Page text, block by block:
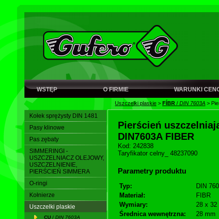
WSTĘP O FIRMIE WARUNKI
Uszczelki plaskie > FÍBR / DIN 7603A >
Kołek sprężysty DIN 1481
Pasy klinowe
Pas zębaty
SIMMERINGI -
USZCZELNIACZ OLEJOWY,
USZCZELNIENIE,
PIERŚCIEŃ SIMMERA
O-ringi
Kołnierze
Uszczelki plaskie
CU / DIN 7603A
Pierścień
DIN7603A FIBER
Kod: 242838
Taryfikator celny_ 48237090
Parametry produktu
Typ:
DIN
Materiał:
FIBR
Wymiary:
28 x 32
Średnica wewnętrzna:
28 mm